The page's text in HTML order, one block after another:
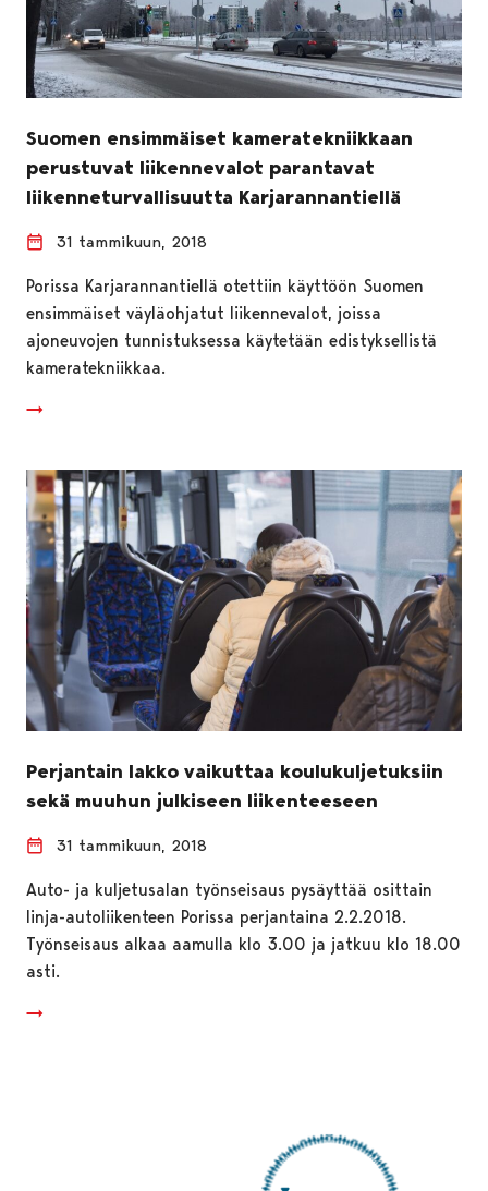
Suomen ensimmäiset kameratekniikkaan
perustuvat liikennevalot parantavat
liikenneturvallisuutta Karjarannantiellä
31 tammikuun, 2018
Porissa Karjarannantiellä otettiin käyttöön Suomen
ensimmäiset väyläohjatut liikennevalot, joissa
ajoneuvojen tunnistuksessa käytetään edistyksellistä
kameratekniikkaa.
Perjantain lakko vaikuttaa koulukuljetuksiin
sekä muuhun julkiseen liikenteeseen
31 tammikuun, 2018
Auto- ja kuljetusalan työnseisaus pysäyttää osittain
linja-autoliikenteen Porissa perjantaina 2.2.2018.
Työnseisaus alkaa aamulla klo 3.00 ja jatkuu klo 18.00
asti.